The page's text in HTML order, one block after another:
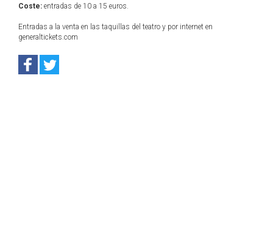
Coste: entradas de 10 a 15 euros.
Entradas a la venta en las taquillas del teatro y por internet en
generaltickets.com